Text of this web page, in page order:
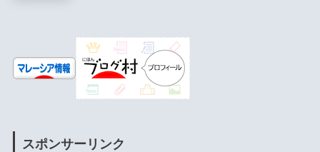
スポンサーリンク